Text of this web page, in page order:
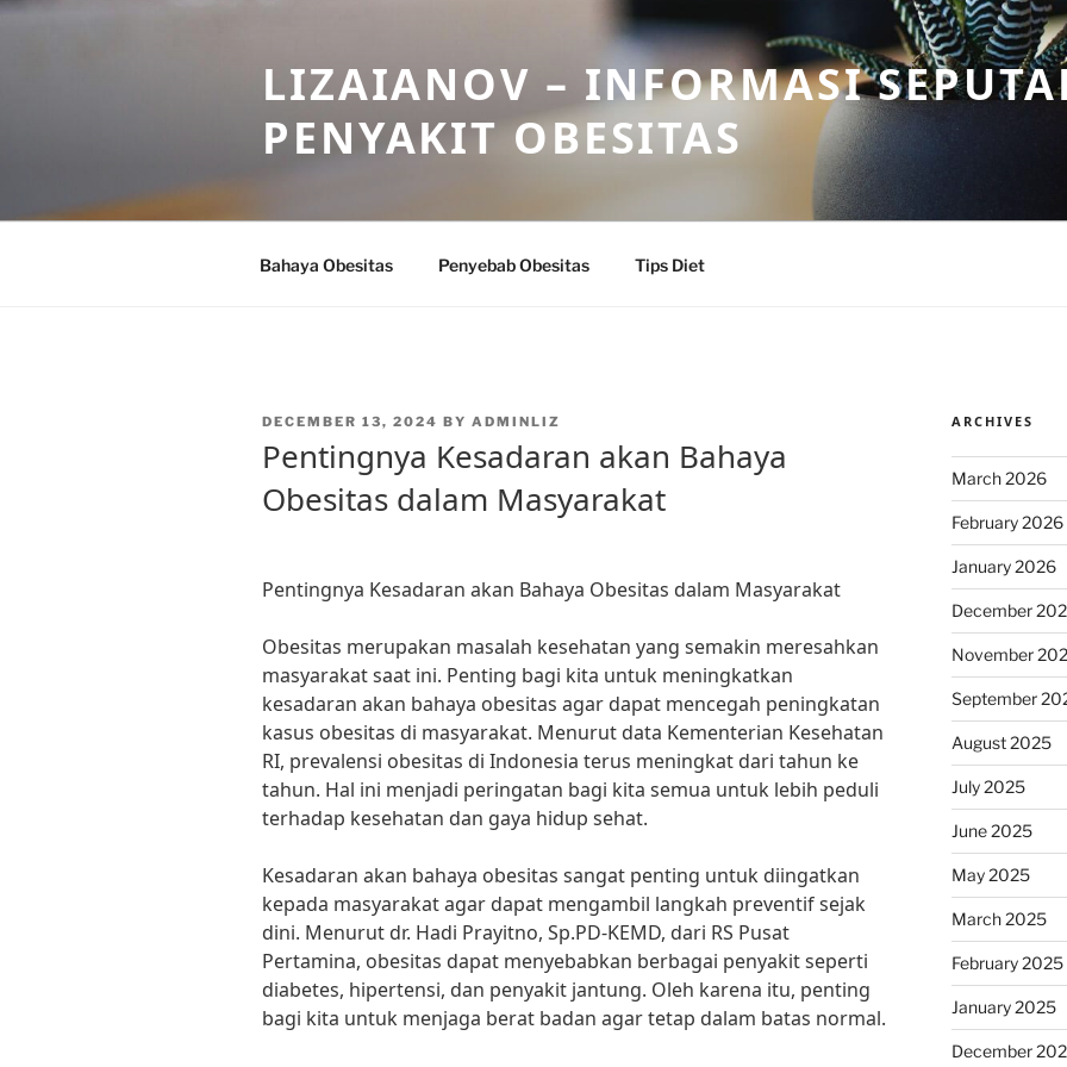
Skip
LIZAIANOV – INFORMASI
PENYAKIT OBESITAS
Bahaya Obesitas Penyebab Obesitas Tips Diet
POSTED
DECEMBER 13, 2024 BY ADMINLIZ
Pentingnya Kesadaran akan Bahaya
Obesitas dalam Masyarakat
Pentingnya Kesadaran akan Bahaya Obesitas dalam Masyarakat
Obesitas merupakan masalah kesehatan yang semakin meresahkan
masyarakat saat ini. Penting bagi kita untuk meningkatkan
kesadaran akan bahaya obesitas agar dapat mencegah peningkatan
kasus obesitas di masyarakat. Menurut data Kementerian Kesehatan
RI, prevalensi obesitas di Indonesia terus meningkat dari tahun ke
tahun. Hal ini menjadi peringatan bagi kita semua untuk lebih peduli
terhadap kesehatan dan gaya hidup sehat.
Kesadaran akan bahaya obesitas sangat penting untuk diingatkan
kepada masyarakat agar dapat mengambil langkah preventif sejak
dini. Menurut dr. Hadi Prayitno, Sp.PD-KEMD, dari RS Pusat
Pertamina, obesitas dapat menyebabkan berbagai penyakit seperti
diabetes, hipertensi, dan penyakit jantung. Oleh karena itu, penting
bagi kita untuk menjaga berat badan agar tetap dalam batas normal.
ARCHIVES
March 2026
February 2026
January 2026
December
November
September
August 2025
July 2025
June 2025
May 2025
March 2025
February 2025
January 2025
December